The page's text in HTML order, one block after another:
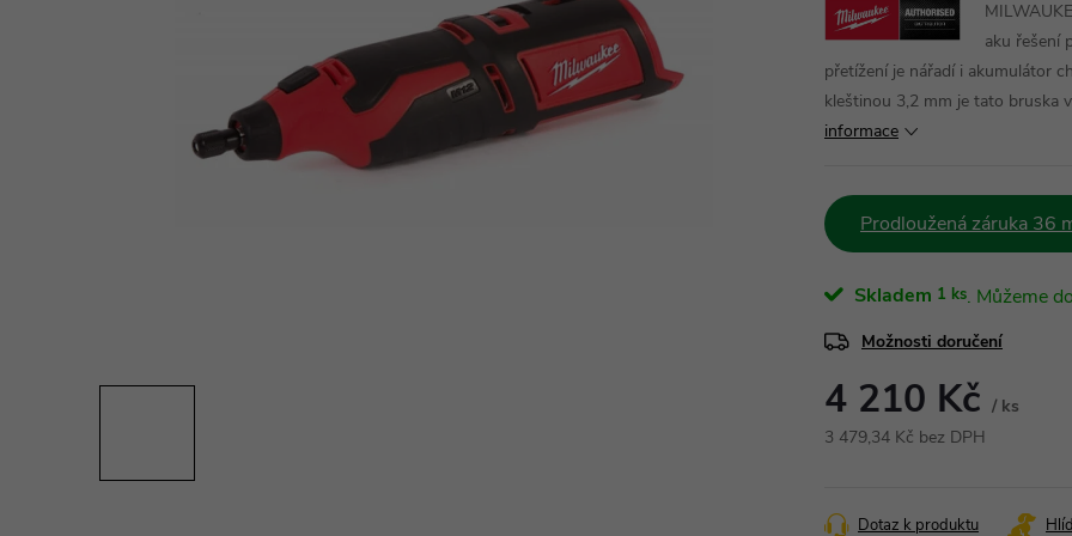
aku řešení
přetížení je nářadí i akumulátor
kleštinou 3,2 mm je tato bruska
informace
Prodloužená záruka 36
Skladem 1 ks
Možnosti doručení
4 210 Kč / ks
3 479,34 Kč bez DPH
Dotaz k produktu